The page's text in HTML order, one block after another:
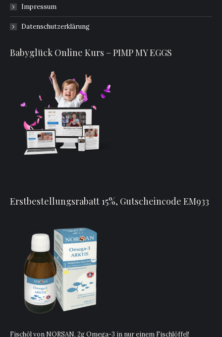
Impressum
Datenschutzerklärung
Babyglück Online Kurs – PIMP MY EGGS
Erstbestellungsrabatt 15%, Gutscheincode EM933
Fischöl von NORSAN, 2g Omega-3 in nur einem Fischlöffel!